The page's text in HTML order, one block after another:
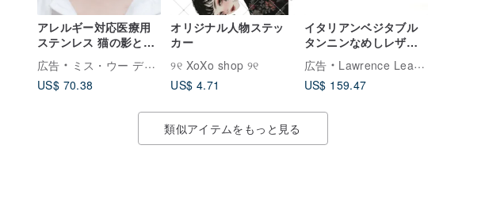
アレルギー対応医療用
ステンレス 猫の影と煌
めき - 逆毛猫ネックレ
ス
広告
ミス・ウー デザイン | Miss Wu Design
US$ 70.38
オリジナル人物ステッ
カー
୨୧ XoXo shop ୨୧
US$ 4.71
イタリアンベジタブル
タンニンなめしレザー
中空マグネットバック
ル シンプルロングクリ
ップ ダークグリーン/ブ
インデー ギフト
広告
Lawrence Leather Studio
US$ 159.47
類似アイテムをもっと見る